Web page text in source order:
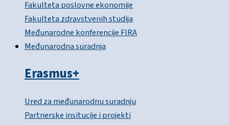
Fakulteta poslovne ekonomije
Fakulteta zdravstvenih studija
Međunarodne konferencije FIRA
Međunarodna suradnja
Erasmus+
Ured za međunarodnu suradnju
Partnerske insitucije i projekti